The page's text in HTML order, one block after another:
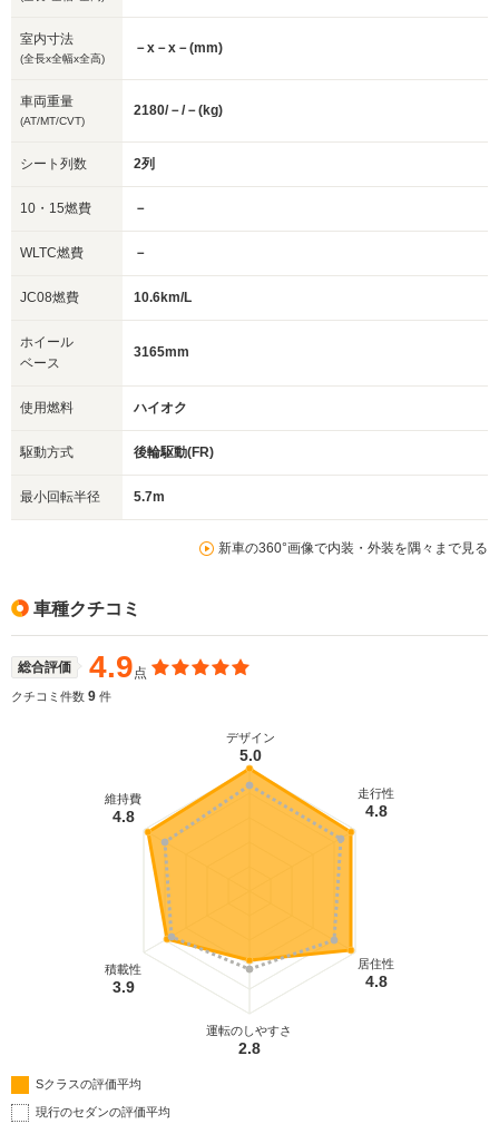
室内寸法
(全長x全幅x全高)
－x－x－(mm)
車両重量
(AT/MT/CVT)
2180/－/－(kg)
シート列数 2列
10・15燃費 －
WLTC燃費 －
JC08燃費 10.6km/L
ホイール
ベース
3165mm
使用燃料 ハイオク
駆動方式 後輪駆動(FR)
最小回転半径 5.7m
新車の360°画像で内装・外装を隅々まで見る
車種クチコミ
総合評価 4.9点
クチコミ件数 9 件
デザイン
5.0
走行性
4.8
居住性
4.8
運転のしやすさ
2.8
積載性
3.9
維持費
4.8
Sクラスの評価平均
現行のセダンの評価平均